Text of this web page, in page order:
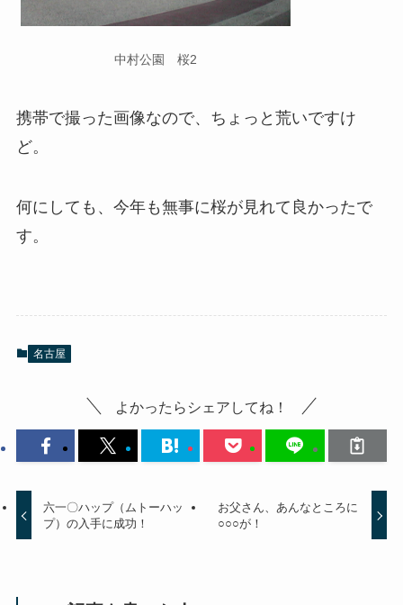
中村公園 桜2
携帯で撮った画像なので、ちょっと荒いですけ
ど。
何にしても、今年も無事に桜が見れて良かったで
す。
名古屋
よかったらシェアしてね！
六一〇ハップ（ムトーハッ
プ）の入手に成功！
お父さん、あんなところに
○○○が！